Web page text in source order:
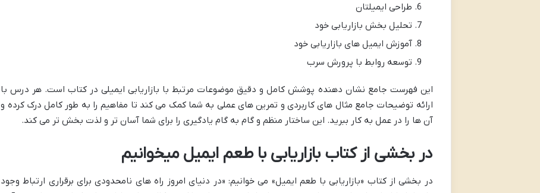
طراحی ایمیلتان
تحلیل بخش بازاریابی خود
آموزش ایمیل های بازاریابی خود
توسعه روابط با پرورش سرب
این فهرست جامع نشان دهنده پوشش کامل و دقیق موضوعات مرتبط با بازاریابی ایمیلی در کتاب است. هر درس با
ارائه توضیحات جامع مثال های کاربردی و تمرین های عملی به شما کمک می کند تا مفاهیم را به طور کامل درک کرده و
آن ها را در عمل به کار ببرید. این ساختار منظم و گام به گام یادگیری را برای شما آسان تر و لذت بخش تر می کند.
در بخشی از کتاب بازاریابی با طعم ایمیل میخوانیم
در بخشی از کتاب «بازاریابی با طعم ایمیل» می خوانیم: «در دنیای امروز راه های نامحدودی برای برقراری ارتباط وجود